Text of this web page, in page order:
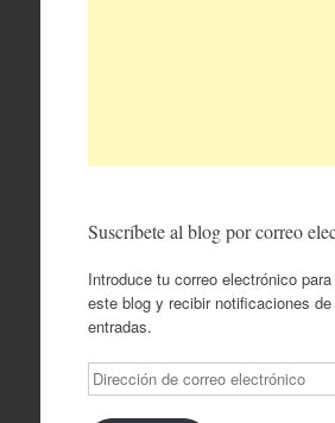
Suscríbete al blog por correo
Introduce tu correo electrónico
este blog y recibir notificaciones
entradas.
Dirección
de